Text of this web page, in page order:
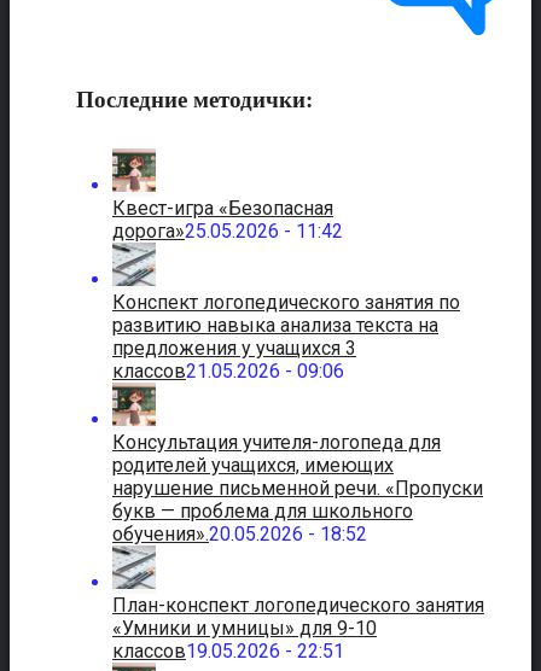
Последние методички:
Квест-игра «Безопасная
дорога»25.05.2026 - 11:42
Конспект логопедического занятия по
развитию навыка анализа текста на
предложения у учащихся 3
классов21.05.2026 - 09:06
Консультация учителя-логопеда для
родителей учащихся, имеющих
нарушение письменной речи. «Пропуски
букв — проблема для школьного
обучения».20.05.2026 - 18:52
План-конспект логопедического занятия
«Умники и умницы» для 9-10
классов19.05.2026 - 22:51